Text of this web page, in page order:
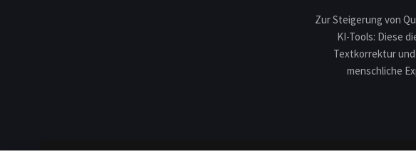
Zur Steigerung von
KI-Tools: Diese
Textkorrektur
menschliche